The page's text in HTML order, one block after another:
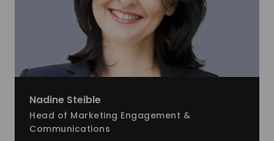
Nadine Steible
Head of Marketing Engagement &
Communications